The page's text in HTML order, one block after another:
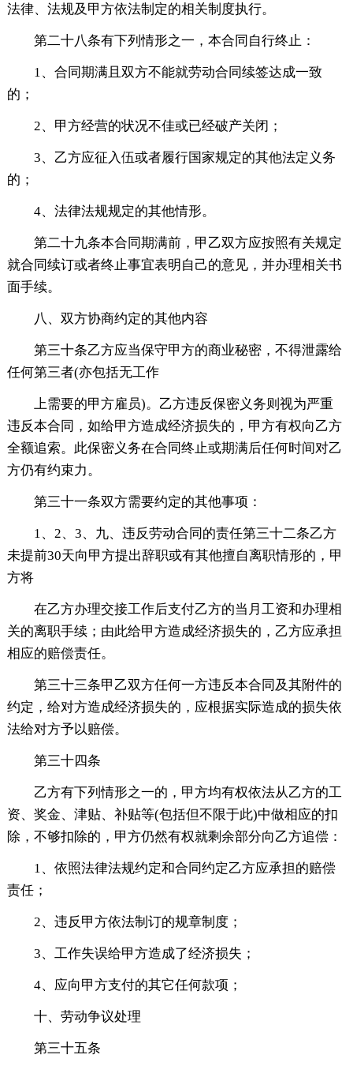
法律、法规及甲方依法制定的相关制度执行。
第二十八条有下列情形之一，本合同自行终止：
1、合同期满且双方不能就劳动合同续签达成一致
的；
2、甲方经营的状况不佳或已经破产关闭；
3、乙方应征入伍或者履行国家规定的其他法定义务
的；
4、法律法规规定的其他情形。
第二十九条本合同期满前，甲乙双方应按照有关规定
就合同续订或者终止事宜表明自己的意见，并办理相关书
面手续。
八、双方协商约定的其他内容
第三十条乙方应当保守甲方的商业秘密，不得泄露给
任何第三者(亦包括无工作
上需要的甲方雇员)。乙方违反保密义务则视为严重
违反本合同，如给甲方造成经济损失的，甲方有权向乙方
全额追索。此保密义务在合同终止或期满后任何时间对乙
方仍有约束力。
第三十一条双方需要约定的其他事项：
1、2、3、九、违反劳动合同的责任第三十二条乙方
未提前30天向甲方提出辞职或有其他擅自离职情形的，甲
方将
在乙方办理交接工作后支付乙方的当月工资和办理相
关的离职手续；由此给甲方造成经济损失的，乙方应承担
相应的赔偿责任。
第三十三条甲乙双方任何一方违反本合同及其附件的
约定，给对方造成经济损失的，应根据实际造成的损失依
法给对方予以赔偿。
第三十四条
乙方有下列情形之一的，甲方均有权依法从乙方的工
资、奖金、津贴、补贴等(包括但不限于此)中做相应的扣
除，不够扣除的，甲方仍然有权就剩余部分向乙方追偿：
1、依照法律法规约定和合同约定乙方应承担的赔偿
责任；
2、违反甲方依法制订的规章制度；
3、工作失误给甲方造成了经济损失；
4、应向甲方支付的其它任何款项；
十、劳动争议处理
第三十五条